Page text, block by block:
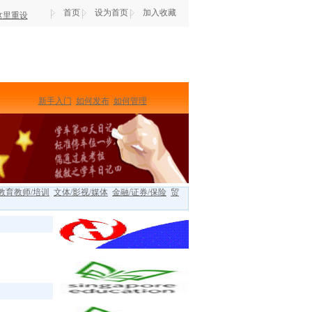
里重设 首页 设为首页 加入收藏
新手入门 如何发布 如何管理
育教师/培训 文体/影视/媒体 金融/证券/保险 贸